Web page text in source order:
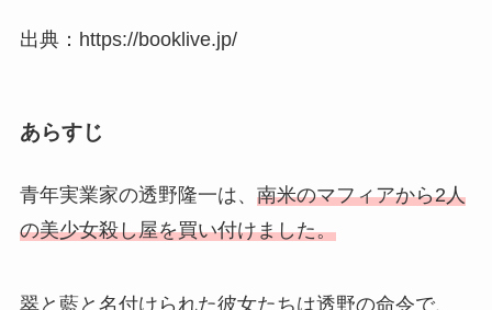
出典：https://booklive.jp/
あらすじ
青年実業家の透野隆一は、 南米のマフィアから2人
の美少女殺し屋を買い付けました。
翠と藍と名付けられた彼女たちは透野の命令で、